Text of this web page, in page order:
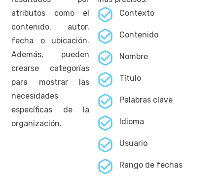
atributos como el
contenido, autor,
fecha o ubicación.
Además, pueden
crearse categorías
para mostrar las
necesidades
específicas de la
organización.
Contexto
Contenido
Nombre
Título
Palabras clave
Idioma
Usuario
Rango de fechas